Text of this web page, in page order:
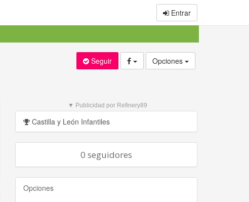
Entrar
Seguir Opciones
▼ Publicidad por Refinery89
Castilla y León Infantiles
0 seguidores
Opciones